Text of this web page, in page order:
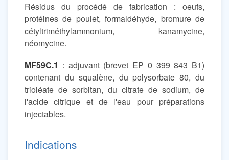
Résidus du procédé de fabrication : oeufs,
protéines de poulet, formaldéhyde, bromure de
cétyltriméthylammonium, kanamycine,
néomycine.
MF59C.1 : adjuvant (brevet EP 0 399 843 B1)
contenant du squalène, du polysorbate 80, du
trioléate de sorbitan, du citrate de sodium, de
l'acide citrique et de l'eau pour préparations
injectables.
Indications